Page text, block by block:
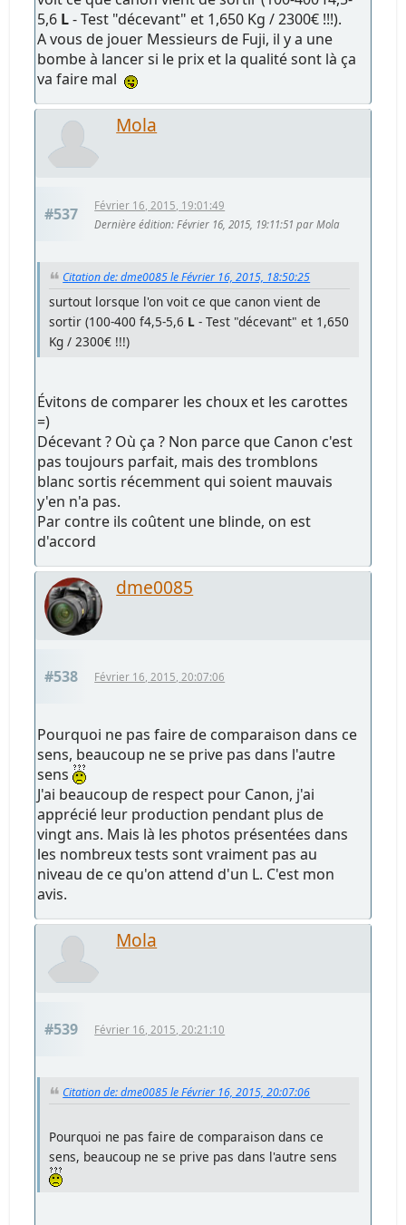
5,6 L- Test "décevant" et 1,650 Kg / 2300€ !!!).
A vous de jouer Messieurs de Fuji, il y a une
bombe à lancer si le prix et la qualité sont là ça
va faire mal
Mola
#537
Février 16, 2015, 19:01:49
Dernière édition: Février 16, 2015, 19:11:51 par Mola
Citation de: dme0085 le Février 16, 2015, 18:50:25
surtout lorsque l'on voit ce que canon vient de
sortir (100-400 f4,5-5,6 L - Test "décevant" et 1,650
Kg / 2300€ !!!)
Évitons de comparer les choux et les carottes
=)
Décevant ? Où ça ? Non parce que Canon c'est
pas toujours parfait, mais des tromblons
blanc sortis récemment qui soient mauvais
y'en n'a pas.
Par contre ils coûtent une blinde, on est
d'accord
dme0085
#538 Février 16, 2015, 20:07:06
Pourquoi ne pas faire de comparaison dans ce
sens, beaucoup ne se prive pas dans l'autre
sens
J'ai beaucoup de respect pour Canon, j'ai
apprécié leur production pendant plus de
vingt ans. Mais là les photos présentées dans
les nombreux tests sont vraiment pas au
niveau de ce qu'on attend d'un L. C'est mon
avis.
Mola
#539 Février 16, 2015, 20:21:10
Citation de: dme0085 le Février 16, 2015, 20:07:06
Pourquoi ne pas faire de comparaison dans ce
sens, beaucoup ne se prive pas dans l'autre sens